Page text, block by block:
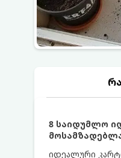
8 საიდუმლო
იდეალური